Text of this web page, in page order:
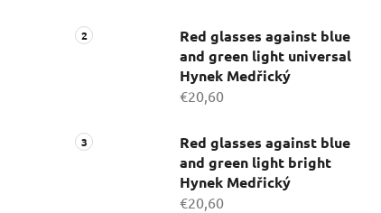
Red glasses against blue
and green light universal
Hynek Medřický
€20,60
Red glasses against blue
and green light bright
Hynek Medřický
€20,60